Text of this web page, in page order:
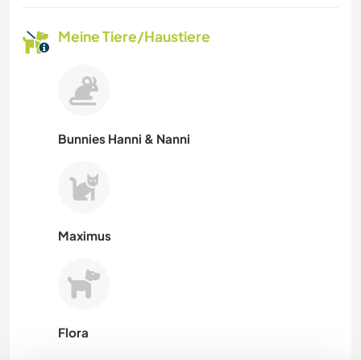
Meine Tiere/Haustiere
Bunnies Hanni & Nanni
Maximus
Flora